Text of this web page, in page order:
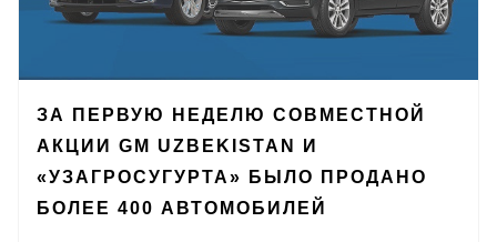
ЗА ПЕРВУЮ НЕДЕЛЮ СОВМЕСТНОЙ
АКЦИИ GM UZBEKISTAN И
«УЗАГРОСУГУРТА» БЫЛО ПРОДАНО
БОЛЕЕ 400 АВТОМОБИЛЕЙ